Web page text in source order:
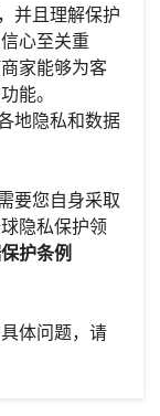
并且理解保护
心至关重
家能够为客
能。
地隐私和数据
要您自身采取
隐私保护领
护条例
体问题，请